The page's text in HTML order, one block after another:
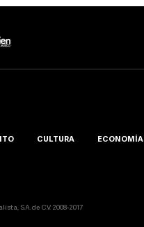
CULTURA ECONOMÍA
S.A. de C.V. 2008-2017